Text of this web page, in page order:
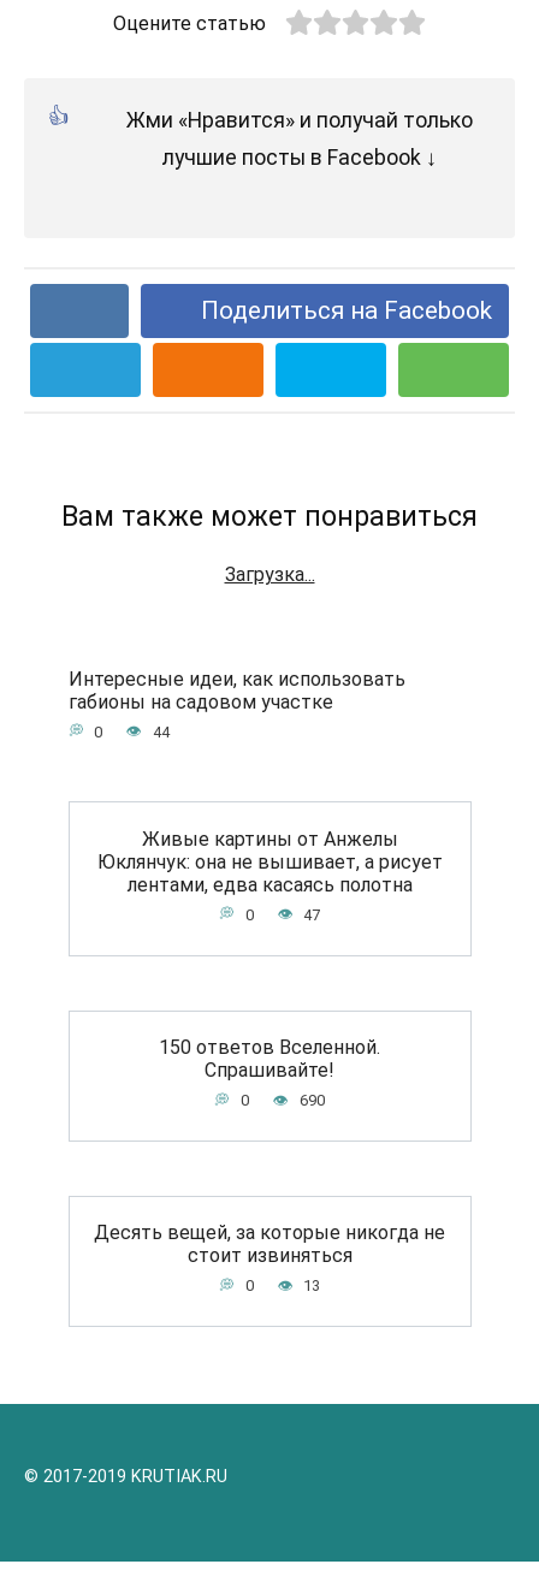
Оцените статью
Жми «Нравится» и получай только
лучшие посты в Facebook ↓
Поделиться на Facebook
Вам также может понравиться
Загрузка...
Интересные идеи, как использовать
габионы на садовом участке
0 44
Живые картины от Анжелы
Юклянчук: она не вышивает, а рисует
лентами, едва касаясь полотна
0 47
150 ответов Вселенной.
Спрашивайте!
0 690
Десять вещей, за которые никогда не
стоит извиняться
0 13
© 2017-2019 KRUTIAK.RU